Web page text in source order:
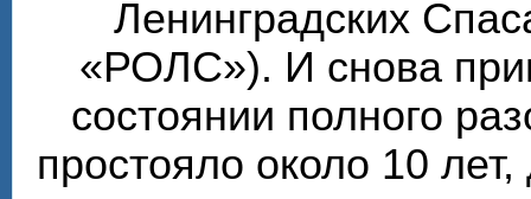
Ленинградских
«РОЛС»). И снова
состоянии полного
простояло около 10